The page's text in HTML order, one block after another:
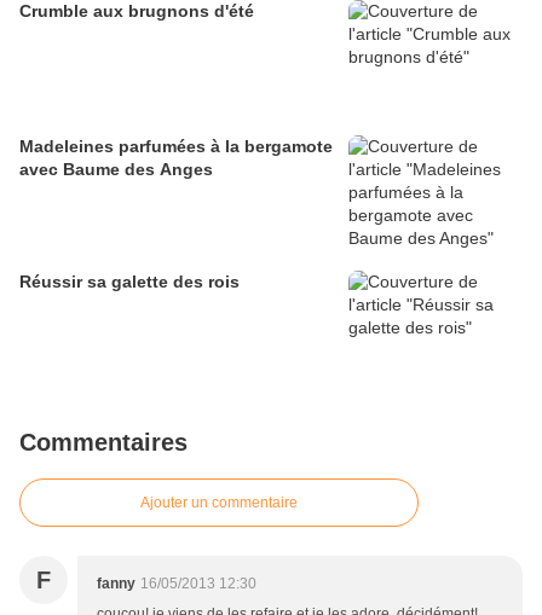
Crumble aux brugnons d'été
Madeleines parfumées à la bergamote
avec Baume des Anges
Réussir sa galette des rois
Commentaires
Ajouter un commentaire
F fanny 16/05/2013 12:30